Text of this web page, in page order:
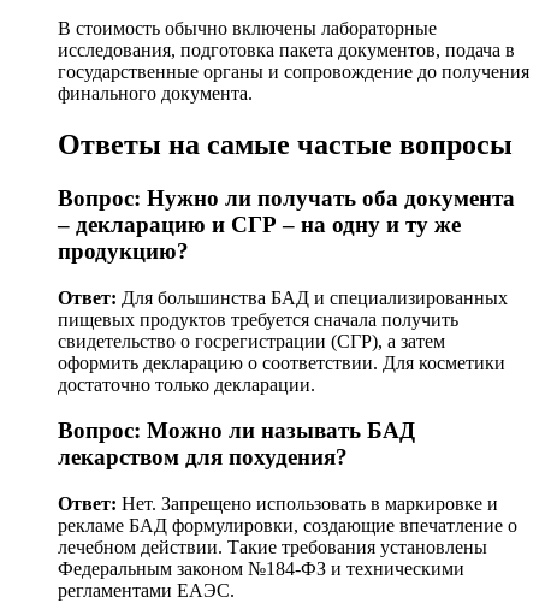
В стоимость обычно включены лабораторные
исследования, подготовка пакета документов, подача в
государственные органы и сопровождение до получения
финального документа.
Ответы на самые частые вопросы
Вопрос: Нужно ли получать оба документа
– декларацию и СГР – на одну и ту же
продукцию?
Ответ: Для большинства БАД и специализированных
пищевых продуктов требуется сначала получить
свидетельство о госрегистрации (СГР), а затем
оформить декларацию о соответствии. Для косметики
достаточно только декларации.
Вопрос: Можно ли называть БАД
лекарством для похудения?
Ответ: Нет. Запрещено использовать в маркировке и
рекламе БАД формулировки, создающие впечатление о
лечебном действии. Такие требования установлены
Федеральным законом №184-ФЗ и техническими
регламентами ЕАЭС.